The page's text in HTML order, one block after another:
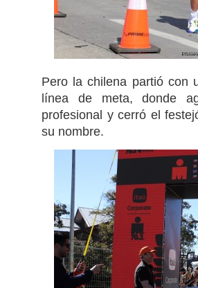
Pero la chilena partió con
línea de meta, donde
profesional y cerró el
su nombre.